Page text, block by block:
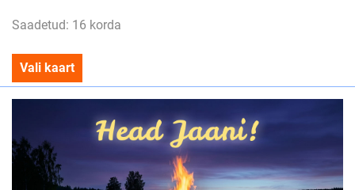
Saadetud: 16 korda
Vali kaart